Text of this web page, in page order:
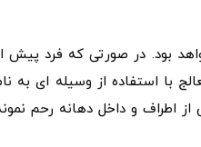
بود. در صورتی که فرد پیش
با استفاده از وسیله ای به
اطراف و داخل دهانه رحم